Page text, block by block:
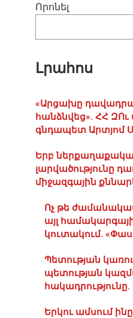
Որոնել
Լրահոս
«Արցախը
հանձնվեց». ՀՀ
գնդապետ Արտյոմ
Երբ
լարվածությունը
միջազգային
Ոչ թե
այլ
կուտակում.
Պետության
պետության
Երկու ամսում